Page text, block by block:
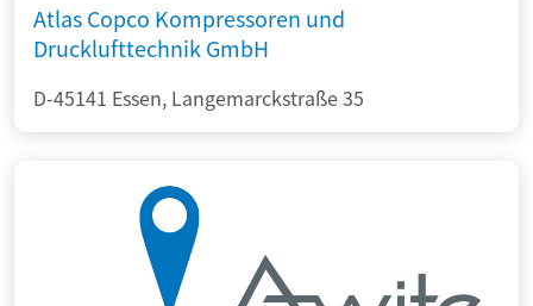
Atlas Copco Kompressoren und
Drucklufttechnik GmbH
D-45141 Essen, Langemarckstraße 35